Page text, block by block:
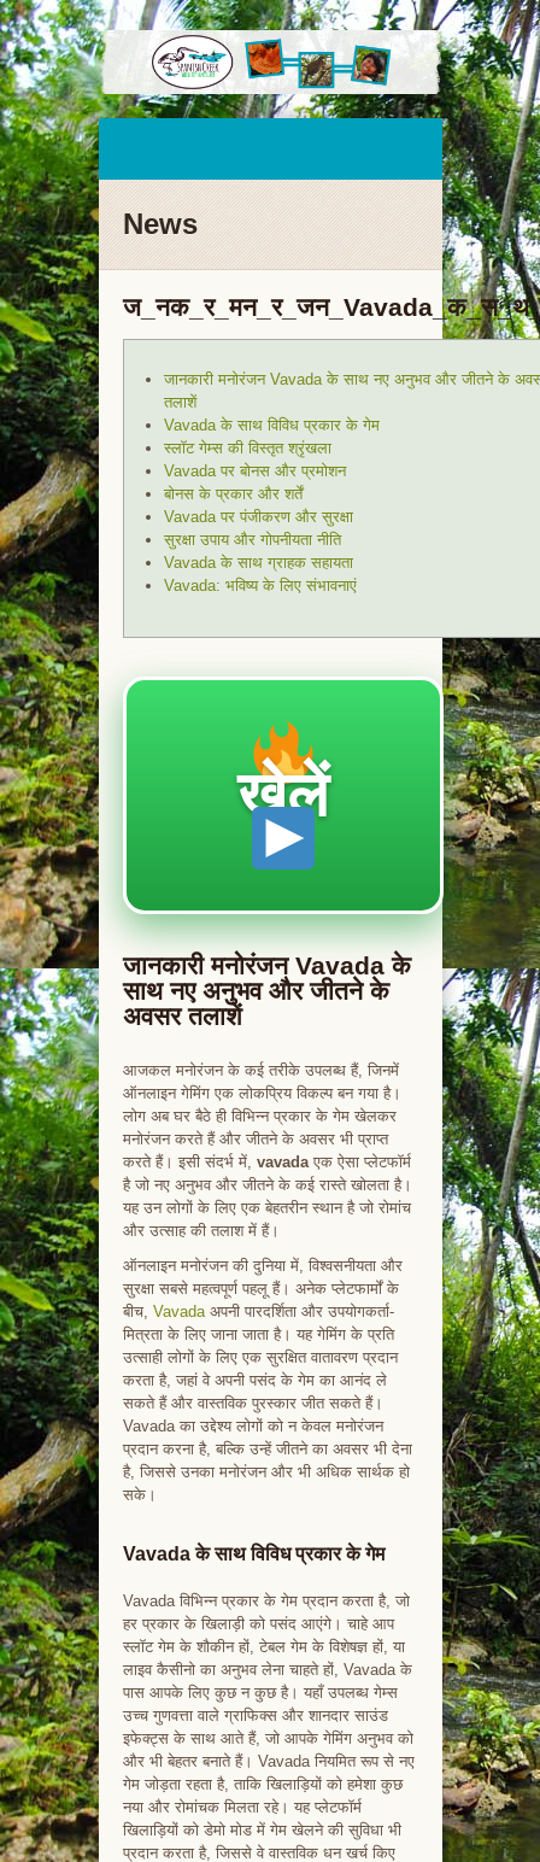
News
जानकारी मनोरंजन Vavada के साथ नए अनुभव और जीतने के
तलाशें
Vavada के साथ विविध प्रकार के गेम
स्लॉट गेम्स की विस्तृत श्रृंखला
Vavada पर बोनस और प्रमोशन
बोनस के प्रकार और शर्तें
Vavada पर पंजीकरण और सुरक्षा
सुरक्षा उपाय और गोपनीयता नीति
Vavada के साथ ग्राहक सहायता
Vavada: भविष्य के लिए संभावनाएं
खेलें
जानकारी मनोरंजन Vavada के
साथ नए अनुभव और जीतने के
अवसर तलाशें
आजकल मनोरंजन के कई तरीके उपलब्ध हैं, जिनमें
ऑनलाइन गेमिंग एक लोकप्रिय विकल्प बन गया है।
लोग अब घर बैठे ही विभिन्न प्रकार के गेम खेलकर
मनोरंजन करते हैं और जीतने के अवसर भी प्राप्त
करते हैं। इसी संदर्भ में, vavadaएक ऐसा प्लेटफॉर्म
है जो नए अनुभव और जीतने के कई रास्ते खोलता है।
यह उन लोगों के लिए एक बेहतरीन स्थान है जो रोमांच
और उत्साह की तलाश में हैं।
ऑनलाइन मनोरंजन की दुनिया में, विश्वसनीयता और
सुरक्षा सबसे महत्वपूर्ण पहलू हैं। अनेक प्लेटफार्मों के
बीच, Vavadaअपनी पारदर्शिता और उपयोगकर्ता-
मित्रता के लिए जाना जाता है। यह गेमिंग के प्रति
उत्साही लोगों के लिए एक सुरक्षित वातावरण प्रदान
करता है, जहां वे अपनी पसंद के गेम का आनंद ले
सकते हैं और वास्तविक पुरस्कार जीत सकते हैं।
Vavada का उद्देश्य लोगों को न केवल मनोरंजन
प्रदान करना है, बल्कि उन्हें जीतने का अवसर भी देना
है, जिससे उनका मनोरंजन और भी अधिक सार्थक हो
सके।
Vavada के साथ विविध प्रकार के गेम
Vavada विभिन्न प्रकार के गेम प्रदान करता है, जो
हर प्रकार के खिलाड़ी को पसंद आएंगे। चाहे आप
स्लॉट गेम के शौकीन हों, टेबल गेम के विशेषज्ञ हों, या
लाइव कैसीनो का अनुभव लेना चाहते हों, Vavada के
पास आपके लिए कुछ न कुछ है। यहाँ उपलब्ध गेम्स
उच्च गुणवत्ता वाले ग्राफिक्स और शानदार साउंड
इफेक्ट्स के साथ आते हैं, जो आपके गेमिंग अनुभव को
और भी बेहतर बनाते हैं। Vavada नियमित रूप से नए
गेम जोड़ता रहता है, ताकि खिलाड़ियों को हमेशा कुछ
नया और रोमांचक मिलता रहे। यह प्लेटफॉर्म
खिलाड़ियों को डेमो मोड में गेम खेलने की सुविधा भी
प्रदान करता है, जिससे वे वास्तविक धन खर्च किए